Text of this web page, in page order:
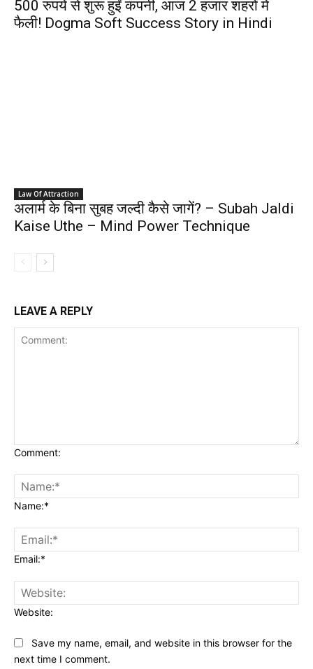
500 रुपयें से शुरू हुईं कंपनी, आज 2 हजार शहरोँ में
फैली! Dogma Soft Success Story in Hindi
Law Of Attraction
अलार्म के बिना सुबह जल्दी कैसे जागें? – Subah Jaldi
Kaise Uthe – Mind Power Technique
LEAVE A REPLY
Comment:
Name:*
Email:*
Website:
Save my name, email, and website in this browser for the
next time I comment.